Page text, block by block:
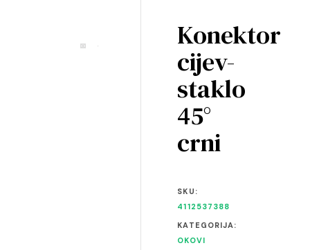
Konektor
cijev-
staklo
45°
crni
SKU:
4112537388
KATEGORIJA:
OKOVI